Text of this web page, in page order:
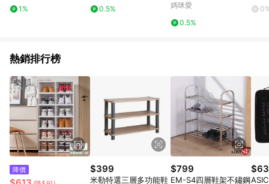
1%
0.5%
媽咪愛
0.5%
熱銷排行榜
降價 $399
米勒特選三層多功能鞋
$799
EM-S4四層鞋架不鏽鋼